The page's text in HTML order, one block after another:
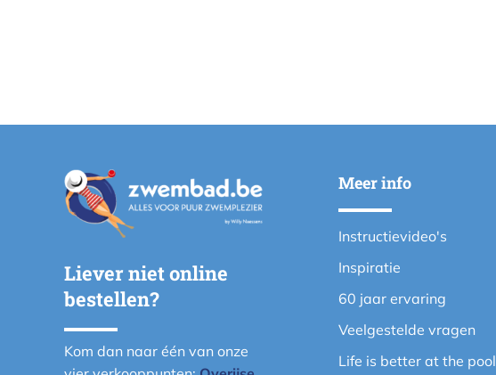
Liever niet online
bestellen?
Kom dan naar één van onze
Meer info
Instructievideo's
Inspiratie
60 jaar ervaring
Veelgestelde vragen
Life is better at the pool